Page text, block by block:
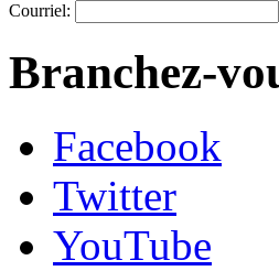
Courriel:
Branchez-
Facebook
Twitter
YouTube